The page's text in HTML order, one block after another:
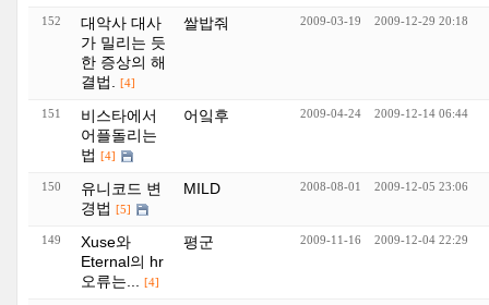
152
대악사 대사
가 밀리는 듯
한 증상의 해
결법. [4]
쌀밥줘 2009-03-19 2009-12-29 20:18
151
비스타에서
어플돌리는
법 [4]
어잌후 2009-04-24 2009-12-14 06:44
150
유니코드 변
경법 [5]
MILD 2008-08-01 2009-12-05 23:06
149
Xuse와
Eternal의 hr
오류는... [4]
평군 2009-11-16 2009-12-04 22:29